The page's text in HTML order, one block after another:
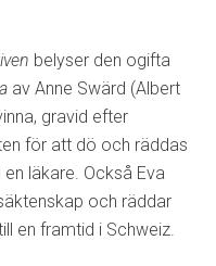
belyser den ogifta
av Anne Swärd (Albert
gravid efter
för att dö och räddas
läkare. Också Eva
och räddar
en framtid i Schweiz.